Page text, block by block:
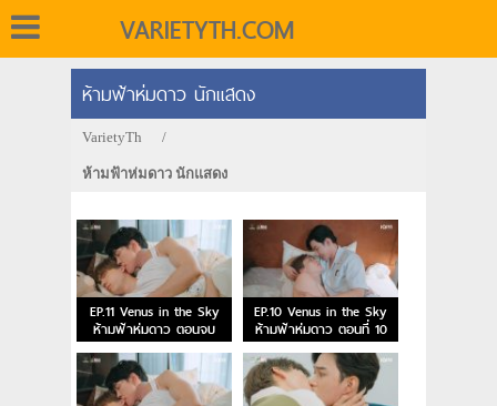
VARIETYTH.COM
ห้ามฟ้าห่มดาว นักแสดง
VarietyTh /
ห้ามฟ้าห่มดาว นักแสดง
EP.11 Venus in the Sky
ห้ามฟ้าห่มดาว ตอนจบ
EP.10 Venus in the Sky
ห้ามฟ้าห่มดาว ตอนที่ 10